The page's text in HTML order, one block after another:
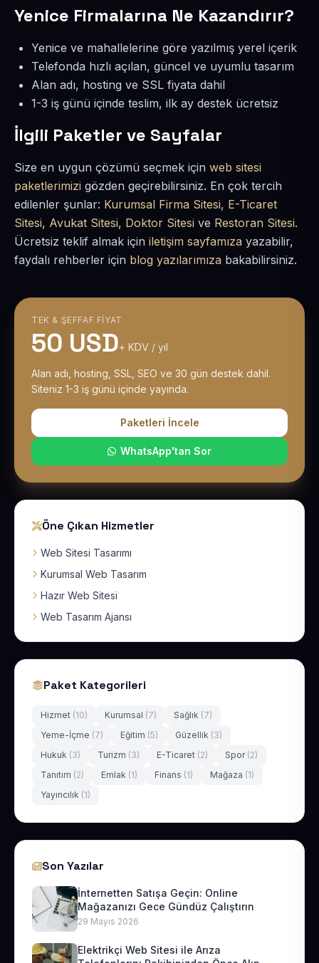
Yenice Firmalarına Ne Kazandırır?
Yenice ve mahallelerine göre yazılmış yerel içerik
Telefonda hızlı açılan, güncel ve uyumlu tasarım
Alan adı, hosting ve SSL fiyata dahil
1-3 iş günü içinde teslim, ilk ay destek ücretsiz
İlgili Paketler ve Sayfalar
Size en uygun çözümü seçmek için web sitesi
paketlerimizi gözden geçirebilirsiniz. En çok tercih
edilenler şunlar: Kurumsal Firma Sitesi, E-Ticaret
Sitesi, Avukat Sitesi, Doktor Sitesi ve Restoran Sitesi.
Ücretsiz teklif almak için iletişim sayfamıza yazabilir,
faydalı rehberler için blog yazılarımıza bakabilirsiniz.
TEK & ŞEFFAF FIYAT
50 USD+ KDV / yıl
Alan adı, hosting, SSL, SEO ve 30 gün destek dahil.
Siteniz 1-3 iş günü içinde yayında.
Paketleri İncele
WhatsApp'tan Sor
Öne Çıkan Hizmetler
Web Sitesi Tasarımı
Kurumsal Web Tasarım
Hazır Web Sitesi
Web Tasarım Ajansı
Paket Kategorileri
Hizmet (10) Kurumsal (7) Sağlık (7)
Yeme-İçme (7) Eğitim (5) Güzellik (3)
Hukuk (3) Turizm (3) E-Ticaret (2) Spor (2)
Tanıtım (2) Emlak (1) Finans (1) Mağaza (1)
Yayıncılık (1)
Son Yazılar
İnternetten Satışa Geçin: Online
Mağazanızı Gece Gündüz Çalıştırın
29 Mayıs 2026
Elektrikçi Web Sitesi ile Arıza